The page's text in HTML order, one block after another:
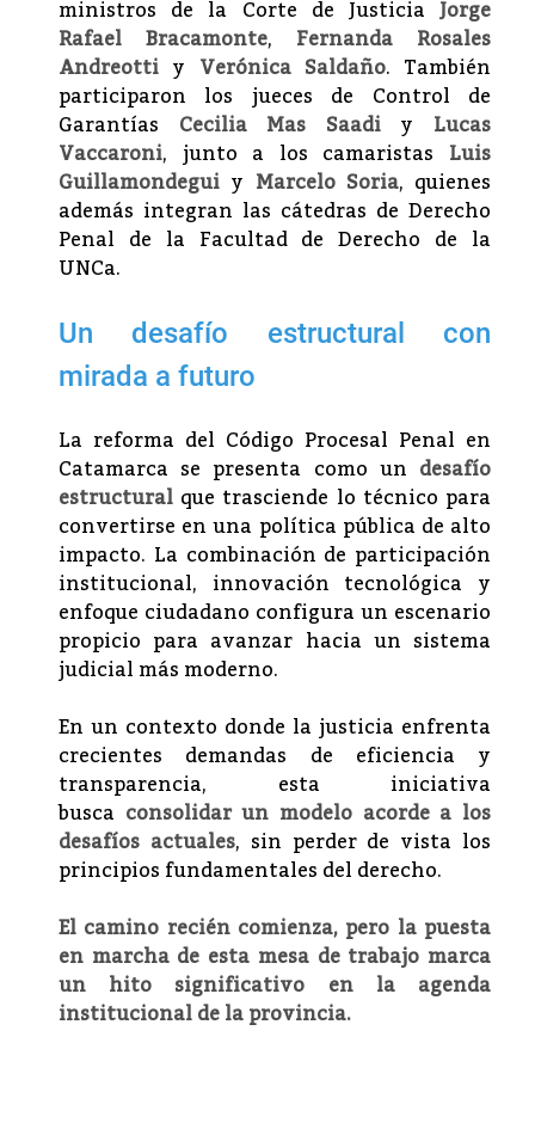
ministros de la Corte de Justicia Jorge
Rafael Bracamonte, Fernanda Rosales
Andreotti y Verónica Saldaño. También
participaron los jueces de Control de
Garantías Cecilia Mas Saadiy Lucas
Vaccaroni, junto a los camaristas Luis
Guillamondegui y Marcelo Soria, quienes
además integran las cátedras de Derecho
Penal de la Facultad de Derecho de la
UNCa.
Un desafío estructural con
mirada a futuro
La reforma del Código Procesal Penal en
Catamarca se presenta como un desafío
estructural que trasciende lo técnico para
convertirse en una política pública de alto
impacto. La combinación de participación
institucional, innovación tecnológica y
enfoque ciudadano configura un escenario
propicio para avanzar hacia un sistema
judicial más moderno.
En un contexto donde la justicia enfrenta
crecientes demandas de eficiencia y
transparencia, esta iniciativa
busca consolidar un modelo acorde a los
desafíos actuales, sin perder de vista los
principios fundamentales del derecho.
El camino recién comienza, pero la puesta
en marcha de esta mesa de trabajo marca
un hito significativo en la agenda
institucional de la provincia.